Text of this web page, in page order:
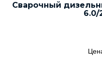
Сварочный
6.0/